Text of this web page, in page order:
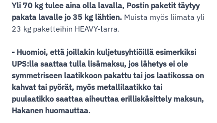
Yli 70 kg tulee aina olla lavalla, Postin paketit täytyy
pakata lavalle jo 35 kg lähtien. Muista myös liimata yli
23 kg paketteihin HEAVY-tarra.
- Huomioi, että joillakin kuljetusyhtiöillä esimerkiksi
UPS:lla saattaa tulla lisämaksu, jos lähetys ei ole
symmetriseen laatikkoon pakattu tai jos laatikossa on
kahvat tai pyörät, myös metallilaatikko tai
puulaatikko saattaa aiheuttaa erilliskäsittely maksun,
Hakanen huomauttaa.